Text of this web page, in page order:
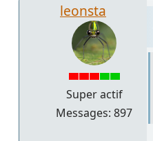
leonsta
Super actif
Messages: 897